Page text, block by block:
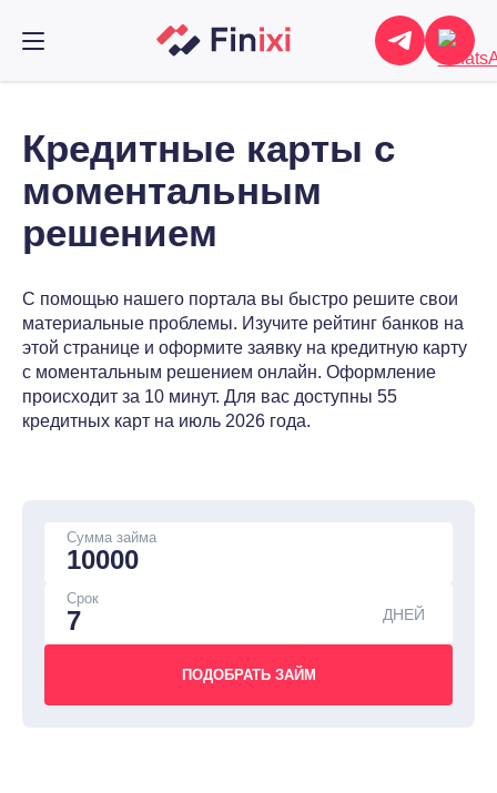
Кредитные карты с
моментальным
решением
С помощью нашего портала вы быстро решите свои
материальные проблемы. Изучите рейтинг банков на
этой странице и оформите заявку на кредитную карту
с моментальным решением онлайн. Оформление
происходит за 10 минут. Для вас доступны 55
кредитных карт на июль 2026 года.
Сумма займа
Срок
ДНЕЙ